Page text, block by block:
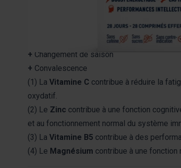
Sursollicitation physique et mentale
+ Changement de saison
+ Convalescence
(1) La Vitamine C contribue à réduire la
oxydatif.
(2) Le Zinc contribue à une fonction
et au fonctionnement normal du système
(3) La Vitamine B5 contribue à des
(4) Le Magnésium contribue à une